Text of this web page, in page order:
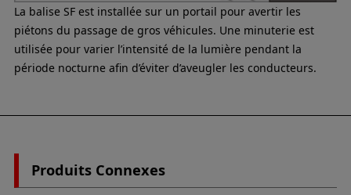
La balise SF est installée sur un portail pour avertir les
piétons du passage de gros véhicules. Une minuterie est
utilisée pour varier l’intensité de la lumière pendant la
période nocturne afin d’éviter d’aveugler les conducteurs.
Produits Connexes